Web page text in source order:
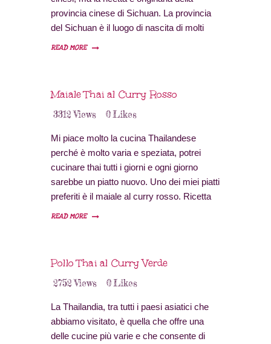
provincia cinese di Sichuan. La provincia
del Sichuan è il luogo di nascita di molti
piatti che sono famosi a livello globale. Il
READ MORE
Maiale Thai al Curry Rosso
3312 Views 0Likes
Mi piace molto la cucina Thailandese
perché è molto varia e speziata, potrei
cucinare thai tutti i giorni e ogni giorno
sarebbe un piatto nuovo. Uno dei miei piatti
preferiti è il maiale al curry rosso. Ricetta
per 4 persone Tempo di preparazione: 10
READ MORE
Pollo Thai al Curry Verde
2752 Views 0Likes
La Thailandia, tra tutti i paesi asiatici che
abbiamo visitato, è quella che offre una
delle cucine più varie e che consente di